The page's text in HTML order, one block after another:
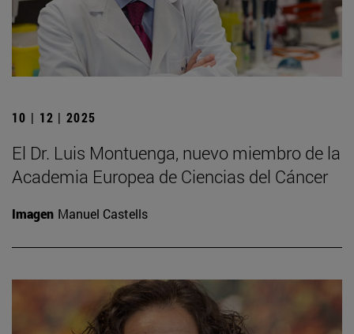
10 | 12 | 2025
El Dr. Luis Montuenga, nuevo miembro de la
Academia Europea de Ciencias del Cáncer
Imagen Manuel Castells